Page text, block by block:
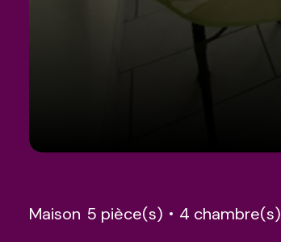
Maison 5 pièce(s) 4 chambre(s)